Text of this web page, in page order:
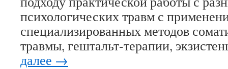
психологических травм с
специализированных методов
травмы, гештальт-терапии,
далее →